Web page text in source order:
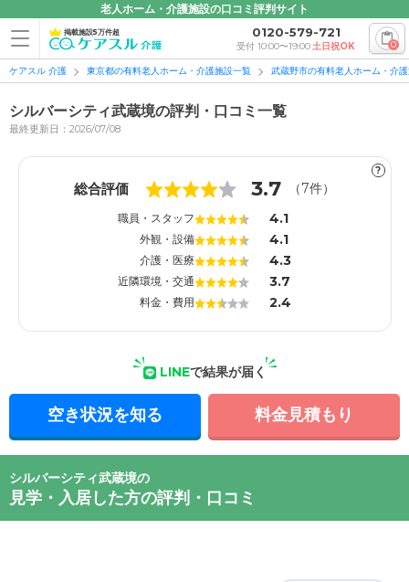
老人ホーム・介護施設の口コミ評判サイト
掲載施設5万件超 0120-579-721
受付 10:00〜19:00土日祝OK 0
ケアスル 介護 東京都の有料老人ホーム・介護施設一覧 武蔵野市の有料老人ホーム・介
シルバーシティ武蔵境の評判・口コミ一覧
最終更新日：2026/07/08
?
総合評価 3.7 （7件）
職員・スタッフ 4.1
外観・設備 4.1
介護・医療 4.3
近隣環境・交通 3.7
料金・費用 2.4
LINEで結果が届く
空き状況を知る 料金見積もり
シルバーシティ武蔵境の
見学・入居した方の評判・口コミ